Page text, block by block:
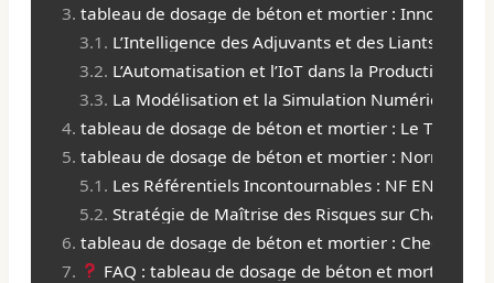
tableau de dosage de béton et mortier :
L’Intelligence des Adjuvants et des Liants
L’Automatisation et l’IoT dans la Production
La Modélisation et la Simulation Numérique
tableau de dosage de béton et mortier : Le
tableau de dosage de béton et mortier : Normes,
Les Référentiels Incontournables : NF EN 206 et
Stratégie de Maîtrise des Risques sur Chantier
tableau de dosage de béton et mortier : Checklist
FAQ : tableau de dosage de béton et mortier